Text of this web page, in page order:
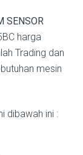
SENSOR
harga
Trading dan
mesin
dibawah ini :